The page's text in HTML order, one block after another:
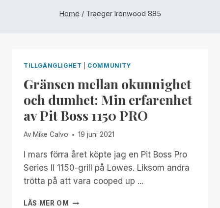
Home / Traeger Ironwood 885
TILLGÄNGLIGHET COMMUNITY
Gränsen mellan okunnighet
och dumhet: Min erfarenhet
av Pit Boss 1150 PRO
Av Mike Calvo 19 juni 2021
I mars förra året köpte jag en Pit Boss Pro
Series II 1150-grill på Lowes. Liksom andra
trötta på att vara cooped up ...
LÄS MER OM
GRÄNSEN